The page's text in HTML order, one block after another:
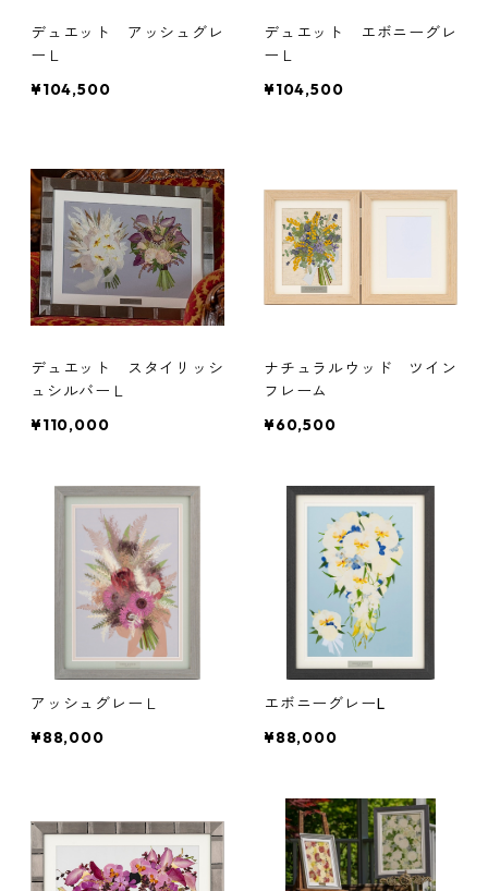
デュエット アッシュグレ
ーＬ
¥104,500
デュエット エボニーグレ
ーＬ
¥104,500
デュエット スタイリッシ
ュシルバーＬ
¥110,000
ナチュラルウッド ツイン
フレーム
¥60,500
アッシュグレーＬ
¥88,000
エボニーグレーL
¥88,000